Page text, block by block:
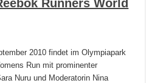
Runners World
2010 findet im Olympiapark
Run mit prominenter
Nuru und Moderatorin Nina